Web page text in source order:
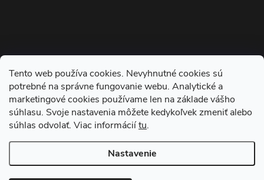
Tento web používa cookies. Nevyhnutné cookies sú
potrebné na správne fungovanie webu. Analytické a
marketingové cookies používame len na základe vášho
súhlasu. Svoje nastavenia môžete kedykoľvek zmeniť alebo
súhlas odvolať. Viac informáciítu.
Nastavenie
e
Blog